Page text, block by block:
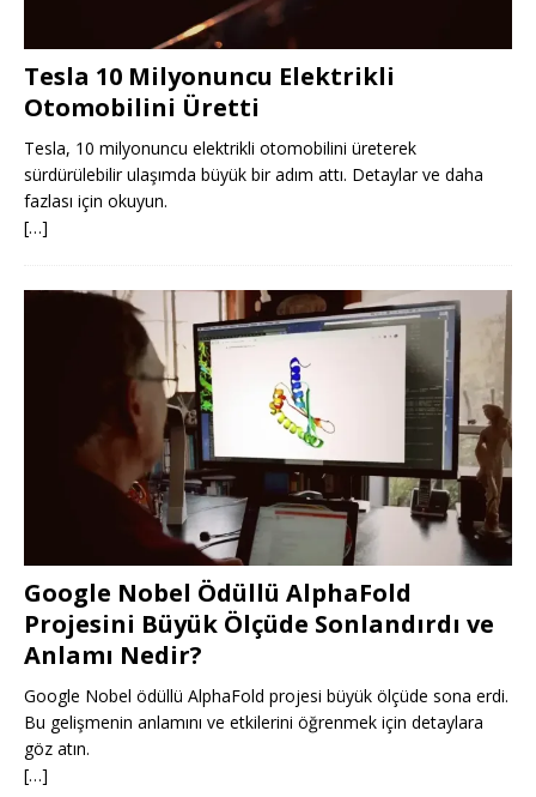
Tesla 10 Milyonuncu Elektrikli
Otomobilini Üretti
Tesla, 10 milyonuncu elektrikli otomobilini üreterek
sürdürülebilir ulaşımda büyük bir adım attı. Detaylar ve daha
fazlası için okuyun.
[…]
Google Nobel Ödüllü AlphaFold
Projesini Büyük Ölçüde Sonlandırdı ve
Anlamı Nedir?
Google Nobel ödüllü AlphaFold projesi büyük ölçüde sona erdi.
Bu gelişmenin anlamını ve etkilerini öğrenmek için detaylara
göz atın.
[…]